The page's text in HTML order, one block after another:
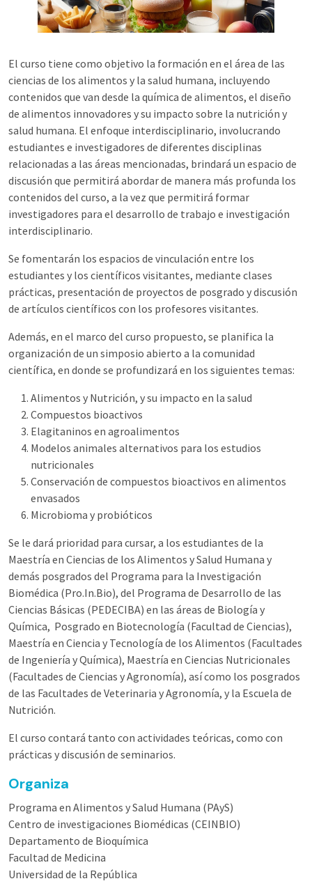
El curso tiene como objetivo la formación en el área de las
ciencias de los alimentos y la salud humana, incluyendo
contenidos que van desde la química de alimentos, el diseño
de alimentos innovadores y su impacto sobre la nutrición y
salud humana. El enfoque interdisciplinario, involucrando
estudiantes e investigadores de diferentes disciplinas
relacionadas a las áreas mencionadas, brindará un espacio de
discusión que permitirá abordar de manera más profunda los
contenidos del curso, a la vez que permitirá formar
investigadores para el desarrollo de trabajo e investigación
interdisciplinario.
Se fomentarán los espacios de vinculación entre los
estudiantes y los científicos visitantes, mediante clases
prácticas, presentación de proyectos de posgrado y discusión
de artículos científicos con los profesores visitantes.
Además, en el marco del curso propuesto, se planifica la
organización de un simposio abierto a la comunidad
científica, en donde se profundizará en los siguientes temas:
Alimentos y Nutrición, y su impacto en la salud
Compuestos bioactivos
Elagitaninos en agroalimentos
Modelos animales alternativos para los estudios
nutricionales
Conservación de compuestos bioactivos en alimentos
envasados
Microbioma y probióticos
Se le dará prioridad para cursar, a los estudiantes de la
Maestría en Ciencias de los Alimentos y Salud Humana y
demás posgrados del Programa para la Investigación
Biomédica (Pro.In.Bio), del Programa de Desarrollo de las
Ciencias Básicas (PEDECIBA) en las áreas de Biología y
Química, Posgrado en Biotecnología (Facultad de Ciencias),
Maestría en Ciencia y Tecnología de los Alimentos (Facultades
de Ingeniería y Química), Maestría en Ciencias Nutricionales
(Facultades de Ciencias y Agronomía), así como los posgrados
de las Facultades de Veterinaria y Agronomía, y la Escuela de
Nutrición.
El curso contará tanto con actividades teóricas, como con
prácticas y discusión de seminarios.
Organiza
Programa en Alimentos y Salud Humana (PAyS)
Centro de investigaciones Biomédicas (CEINBIO)
Departamento de Bioquímica
Facultad de Medicina
Universidad de la República